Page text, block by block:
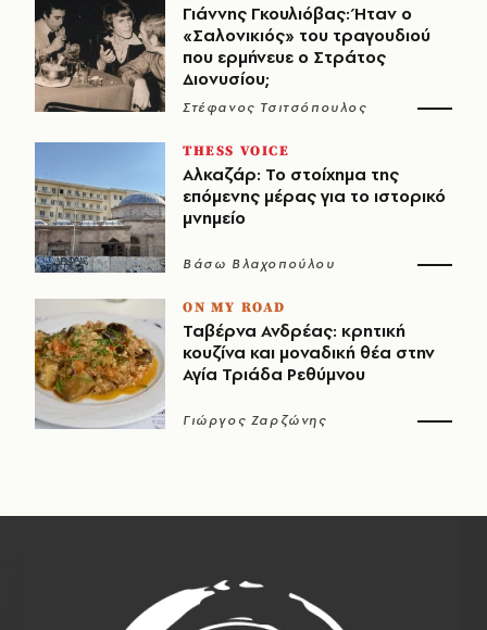
Γιάννης Γκουλιόβας: Ήταν ο
«Σαλονικιός» του τραγουδιού
που ερμήνευε ο Στράτος
Διονυσίου;
Στέφανος Τσιτσόπουλος
THESS VOICE
Αλκαζάρ: Το στοίχημα της
επόμενης μέρας για το ιστορικό
μνημείο
Βάσω Βλαχοπούλου
ON MY ROAD
Ταβέρνα Ανδρέας: κρητική
κουζίνα και μοναδική θέα στην
Αγία Τριάδα Ρεθύμνου
Γιώργος Ζαρζώνης